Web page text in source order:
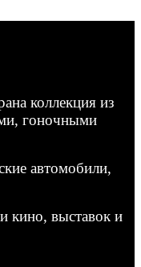
коллекция из
гоночными
автомобили,
кино, выставок и